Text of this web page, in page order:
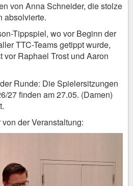
von Anna Schneider, die stolze
absolvierte.
Tippspiel, wo vor Beginn der
TTC-Teams getippt wurde,
vor Raphael Trost und Aaron
Runde: Die Spielersitzungen
27 finden am 27.05. (Damen)
der Veranstaltung: